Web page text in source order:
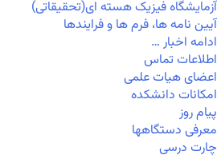
آزمایشگاه فیزیک هسته ای(تحقیقاتی)
آیین نامه ها، فرم ها و فرایندها
ادامه اخبار …
اطلاعات تماس
اعضای هیات علمی
امکانات دانشکده
پیام روز
معرفی دستگاهها
چارت درسی